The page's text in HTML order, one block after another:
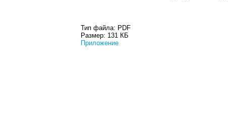
Тип файла: PDF
Размер: 131 КБ
Приложение